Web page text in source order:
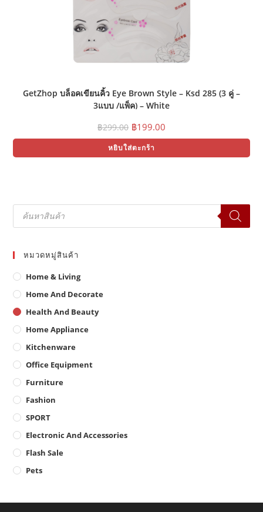
GetZhop บล็อคเขียนคิ้ว Eye Brown Style – Ksd 285 (3 คู่ –
3แบบ /แพ็ค) – White
฿299.00 Original
price
was:
฿299.00.
฿199.00
price
฿199.00.
หยิบใส่ตะกร้า
Products
search
หมวดหมู่สินค้า
Home & Living
Home And Decorate
Health And Beauty
Home Appliance
Kitchenware
Office Equipment
Furniture
Fashion
SPORT
Electronic And Accessories
Flash Sale
Pets